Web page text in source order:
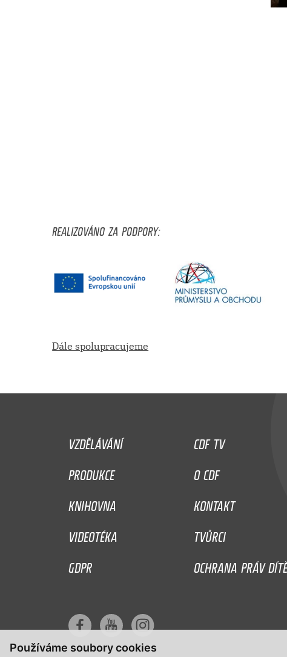
Používáme soubory cookies
REALIZOVÁNO ZA PODPORY:
Dále spolupracujeme
VZDĚLÁVÁNÍ
CDF TV
PRODUKCE
O CDF
KNIHOVNA
KONTAKT
VIDEOTÉKA
TVŮRCI
GDPR
OCHRANA PRÁV